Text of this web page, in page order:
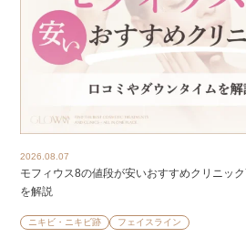
2026.08.07
モフィウス8の値段が安いおすすめクリニッ
を解説
ニキビ・ニキビ跡 フェイスライン